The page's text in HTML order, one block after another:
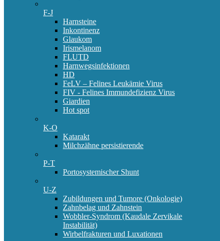
F-J
Harnsteine
Inkontinenz
Glaukom
Irismelanom
FLUTD
Harnwegsinfektionen
HD
FeLV – Felines Leukämie Virus
FIV - Felines Immundefizienz Virus
Giardien
Hot spot
K-O
Katarakt
Milchzähne persistierende
P-T
Portosystemischer Shunt
U-Z
Zubildungen und Tumore (Onkologie)
Zahnbelag und Zahnstein
Wobbler-Syndrom (Kaudale Zervikale
Instabilität)
Wirbelfrakturen und Luxationen